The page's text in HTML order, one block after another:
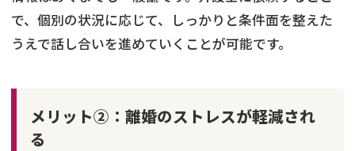
で、個別の状況に応じて、しっかりと条件面を整えた
うえで話し合いを進めていくことが可能です。
メリット②：離婚のストレスが軽減され
る